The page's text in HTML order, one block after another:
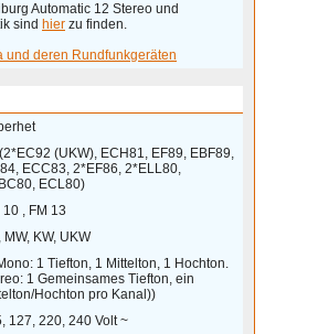
Automatic 12 Stereo und
sind hier zu finden.
und deren Rundfunkgeräten
(UKW), ECH81, EF89, EBF89,
ECC83, 2*EF86, 2*ELL80,
ECL80)
10 , FM 13
MW, KW, UKW
1 Tiefton, 1 Mittelton, 1 Hochton.
1 Gemeinsames Tiefton, ein
Hochton pro Kanal))
127, 220, 240 Volt ~